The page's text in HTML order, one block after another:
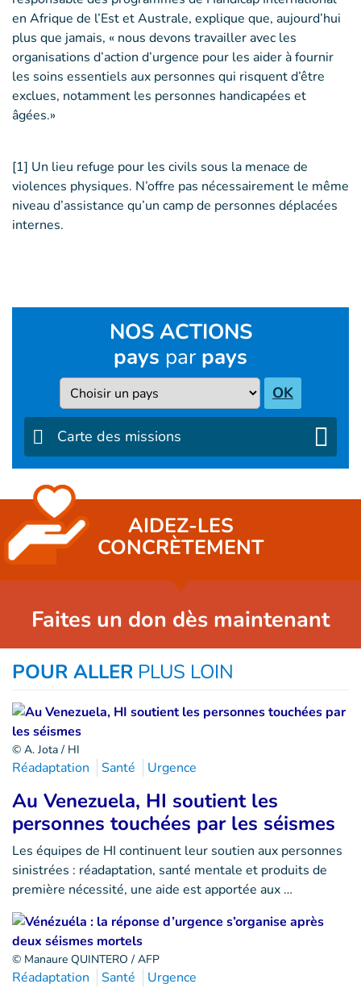
en Afrique de l’Est et Australe, explique que, aujourd’hui
plus que jamais, « nous devons travailler avec les
organisations d’action d’urgence pour les aider à fournir
les soins essentiels aux personnes qui risquent d’être
exclues, notamment les personnes handicapées et
âgées.»
[1] Un lieu refuge pour les civils sous la menace de
violences physiques. N’offre pas nécessairement le même
niveau d’assistance qu’un camp de personnes déplacées
internes.
NOS ACTIONS
pays par pays
Pays OK
Carte des missions
AIDEZ-LES
CONCRÈTEMENT
Faites un don dès maintenant
POUR ALLER PLUS LOIN
© A. Jota / HI
Réadaptation Santé Urgence
Au Venezuela, HI soutient les
personnes touchées par les séismes
Les équipes de HI continuent leur soutien aux personnes
sinistrées : réadaptation, santé mentale et produits de
première nécessité, une aide est apportée aux …
© Manaure QUINTERO / AFP
Réadaptation Santé Urgence